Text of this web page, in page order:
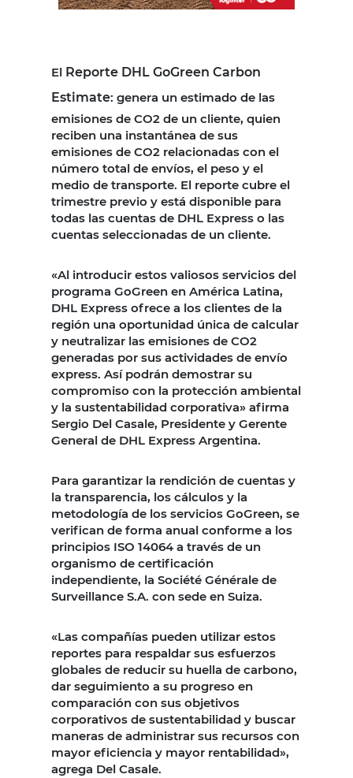
El Reporte DHL GoGreen Carbon
Estimate: genera un estimado de las
emisiones de CO2 de un cliente, quien
reciben una instantánea de sus
emisiones de CO2 relacionadas con el
número total de envíos, el peso y el
medio de transporte. El reporte cubre el
trimestre previo y está disponible para
todas las cuentas de DHL Express o las
cuentas seleccionadas de un cliente.
«Al introducir estos valiosos servicios del
programa GoGreen en América Latina,
DHL Express ofrece a los clientes de la
región una oportunidad única de calcular
y neutralizar las emisiones de CO2
generadas por sus actividades de envío
express. Así podrán demostrar su
compromiso con la protección ambiental
y la sustentabilidad corporativa» afirma
Sergio Del Casale, Presidente y Gerente
General de DHL Express Argentina.
Para garantizar la rendición de cuentas y
la transparencia, los cálculos y la
metodología de los servicios GoGreen, se
verifican de forma anual conforme a los
principios ISO 14064 a través de un
organismo de certificación
independiente, la Société Générale de
Surveillance S.A. con sede en Suiza.
«Las compañías pueden utilizar estos
reportes para respaldar sus esfuerzos
globales de reducir su huella de carbono,
dar seguimiento a su progreso en
comparación con sus objetivos
corporativos de sustentabilidad y buscar
maneras de administrar sus recursos con
mayor eficiencia y mayor rentabilidad»,
agrega Del Casale.